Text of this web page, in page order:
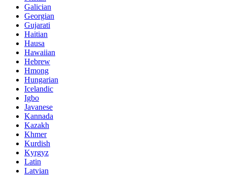
Galician
Georgian
Gujarati
Haitian
Hausa
Hawaiian
Hebrew
Hmong
Hungarian
Icelandic
Igbo
Javanese
Kannada
Kazakh
Khmer
Kurdish
Kyrgyz
Latin
Latvian